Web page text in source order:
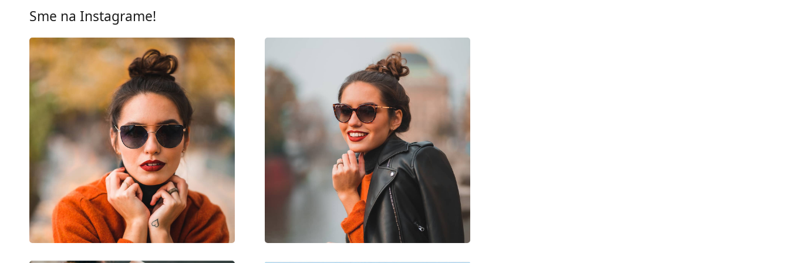
Rám
Tvar rámu:
Obdĺžnikové
Farba rámov:
Čierna
Materiál rámov:
Plast
Veľkosť:
M
140 mm
Dĺžka stranice:
142 mm
Šírka mostíka:
20 mm
Hmotnosť:
50 g
Nastaviteľné sedielka:
Nie
Flexi pánt:
Nie
Príslušenstvo
Sme na Instagrame!